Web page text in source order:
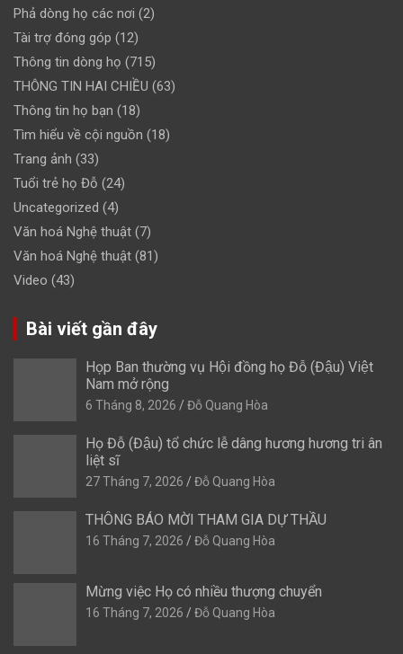
Phả dòng họ các nơi (2)
Tài trợ đóng góp (12)
Thông tin dòng họ (715)
THÔNG TIN HAI CHIỀU (63)
Thông tin họ bạn (18)
Tìm hiểu về cội nguồn (18)
Trang ảnh (33)
Tuổi trẻ họ Đỗ (24)
Uncategorized (4)
Văn hoá Nghệ thuật (7)
Văn hoá Nghệ thuật (81)
Video (43)
Bài viết gần đây
Họp Ban thường vụ Hội đồng họ Đỗ (Đậu) Việt
Nam mở rộng
6 Tháng 8, 2026 Đỗ Quang Hòa
Họ Đỗ (Đậu) tổ chức lễ dâng hương hương tri ân
liệt sĩ
27 Tháng 7, 2026 Đỗ Quang Hòa
THÔNG BÁO MỜI THAM GIA DỰ THẦU
16 Tháng 7, 2026 Đỗ Quang Hòa
Mừng việc Họ có nhiều thượng chuyển
16 Tháng 7, 2026 Đỗ Quang Hòa